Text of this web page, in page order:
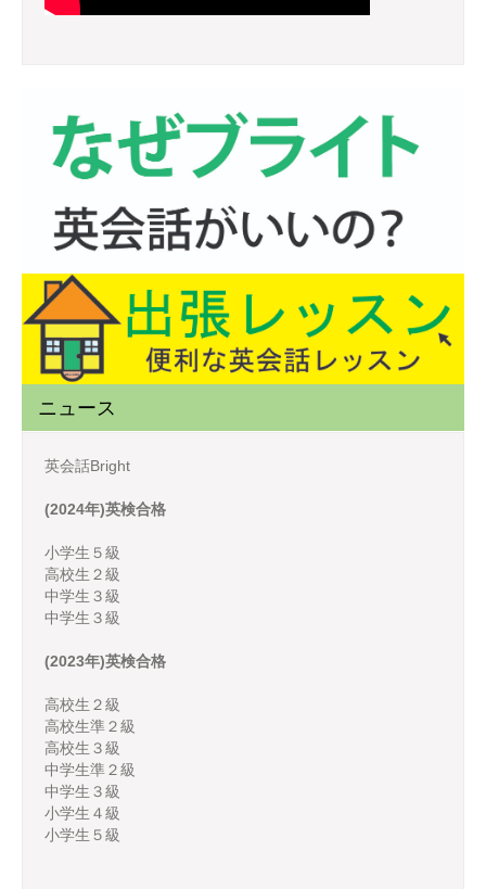
ニュース
英会話Bright
(2024年)英検合格
小学生５級
高校生２級
中学生３級
中学生３級
(2023年)英検合格
高校生２級
高校生準２級
高校生３級
中学生準２級
中学生３級
小学生４級
小学生５級